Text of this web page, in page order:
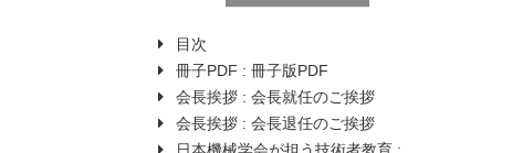
目次
冊子PDF : 冊子版PDF
会長挨拶 : 会長就任のご挨拶
会長挨拶 : 会長退任のご挨拶
日本機械学会が担う技術者教育 :